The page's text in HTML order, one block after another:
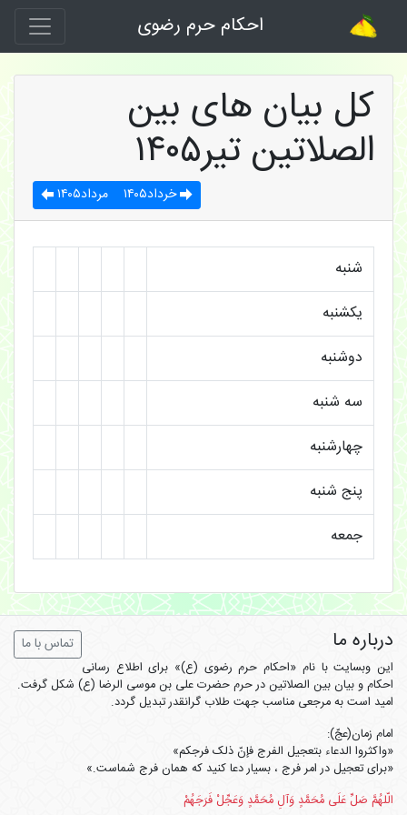
احکام حرم رضوی
کل بیان های بین
الصلاتین تیر۱۴۰۵
مرداد۱۴۰۵ خرداد۱۴۰۵
شنبه
یکشنبه
دوشنبه
سه شنبه
چهارشنبه
پنج شنبه
جمعه
درباره ما تماس با ما
این وبسایت با نام «احکام حرم رضوی (ع)» برای اطلاع رسانی
احکام و بیان بین الصلاتین در حرم حضرت علی بن موسی الرضا (ع) شکل گرفت.
امید است به مرجعی مناسب جهت طلاب گرانقدر تبدیل گردد.
امام زمان(عجّ):
«واکثروا الدعاء بتعجیل الفرج فإنّ ذلک فرجکم»
«برای تعجیل در امر فرج ، بسیار دعا کنید که همان فرج شماست.»
الّلهُمَّ صَلِّ عَلَی مُحَمَّدٍ وَآلِ مُحَمَّدٍ وَعَجِّلْ فَرَجَهُمْ